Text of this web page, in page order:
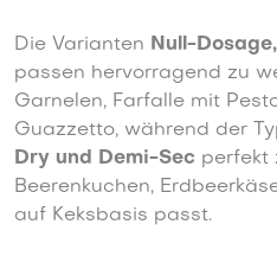
Die Varianten Null-
passen hervorragend zu
Garnelen, Farfalle mit
Guazzetto, während der
Dry und Demi-Sec perfekt
Beerenkuchen,
auf Keksbasis passt.